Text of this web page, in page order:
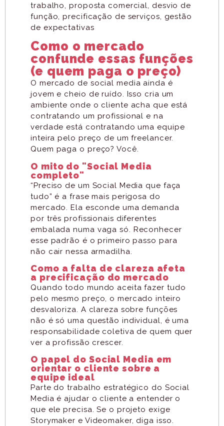
trabalho, proposta comercial, desvio de
função, precificação de serviços, gestão
de expectativas
Como o mercado
confunde essas funções
(e quem paga o preço)
O mercado de social media ainda é
jovem e cheio de ruído. Isso cria um
ambiente onde o cliente acha que está
contratando um profissional e na
verdade está contratando uma equipe
inteira pelo preço de um freelancer.
Quem paga o preço? Você.
O mito do "Social Media
completo"
“Preciso de um Social Media que faça
tudo” é a frase mais perigosa do
mercado. Ela esconde uma demanda
por três profissionais diferentes
embalada numa vaga só. Reconhecer
esse padrão é o primeiro passo para
não cair nessa armadilha.
Como a falta de clareza afeta
a precificação do mercado
Quando todo mundo aceita fazer tudo
pelo mesmo preço, o mercado inteiro
desvaloriza. A clareza sobre funções
não é só uma questão individual, é uma
responsabilidade coletiva de quem quer
ver a profissão crescer.
O papel do Social Media em
orientar o cliente sobre a
equipe ideal
Parte do trabalho estratégico do Social
Media é ajudar o cliente a entender o
que ele precisa. Se o projeto exige
Storymaker e Videomaker, diga isso.